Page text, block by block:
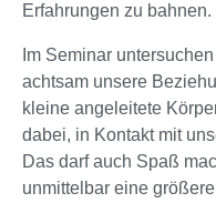
Erfahrungen zu bahnen.
Im Seminar
achtsam unsere
kleine angeleitete
dabei, in Kontakt mit
Das darf auch Spaß
unmittelbar eine